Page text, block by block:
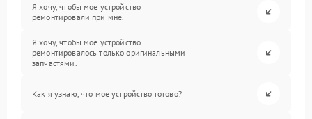
Я хочу, чтобы мое устройство
ремонтировали при мне.
Я хочу, чтобы мое устройство
ремонтировалось только оригинальными
запчастями.
Как я узнаю, что мое устройство готово?